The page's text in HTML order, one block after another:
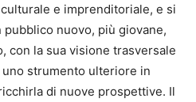
e imprenditoriale, e si
nuovo, più giovane,
con la sua visione trasversale
strumento ulteriore in
di nuove prospettive. Il